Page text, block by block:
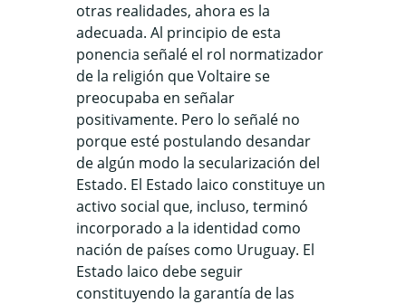
otras realidades, ahora es la
adecuada. Al principio de esta
ponencia señalé el rol normatizador
de la religión que Voltaire se
preocupaba en señalar
positivamente. Pero lo señalé no
porque esté postulando desandar
de algún modo la secularización del
Estado. El Estado laico constituye un
activo social que, incluso, terminó
incorporado a la identidad como
nación de países como Uruguay. El
Estado laico debe seguir
constituyendo la garantía de las